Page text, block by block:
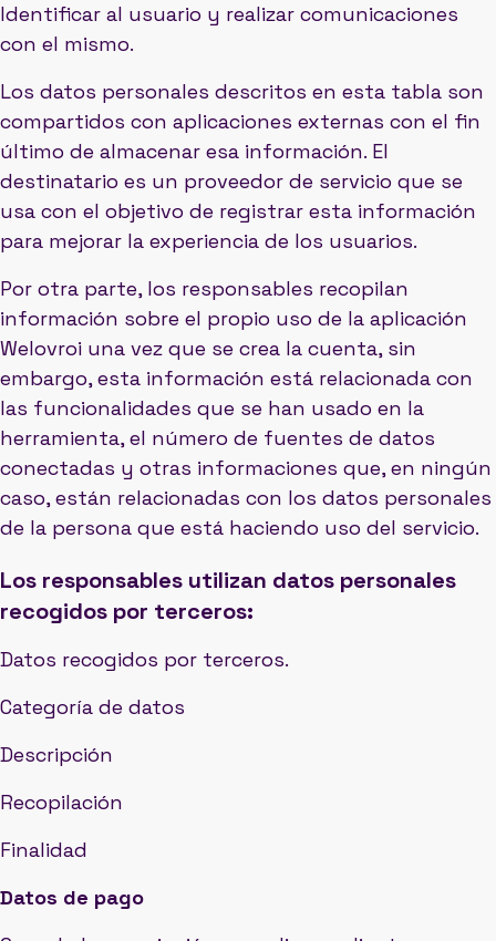
Identificar al usuario y realizar comunicaciones
con el mismo.
Los datos personales descritos en esta tabla son
compartidos con aplicaciones externas con el fin
último de almacenar esa información. El
destinatario es un proveedor de servicio que se
usa con el objetivo de registrar esta información
para mejorar la experiencia de los usuarios.
Por otra parte, los responsables recopilan
información sobre el propio uso de la aplicación
Welovroi una vez que se crea la cuenta, sin
embargo, esta información está relacionada con
las funcionalidades que se han usado en la
herramienta, el número de fuentes de datos
conectadas y otras informaciones que, en ningún
caso, están relacionadas con los datos personales
de la persona que está haciendo uso del servicio.
Los responsables utilizan datos personales
recogidos por terceros:
Datos recogidos por terceros.
Categoría de datos
Descripción
Recopilación
Finalidad
Datos de pago